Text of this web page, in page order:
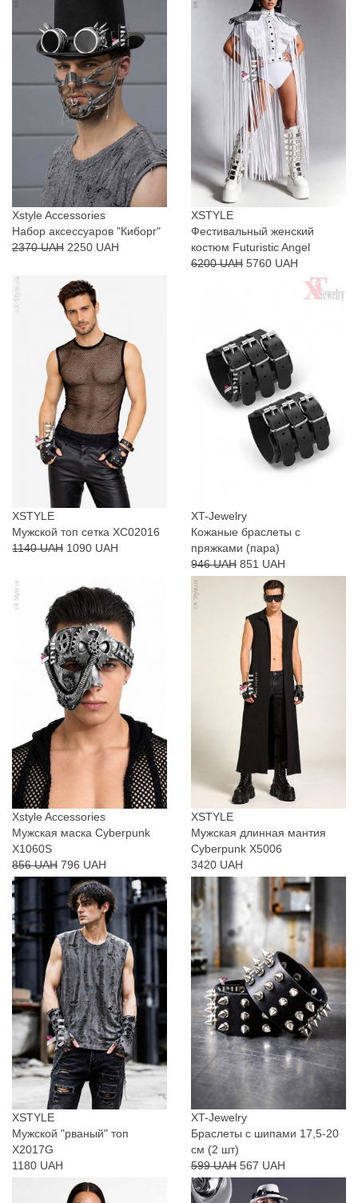
Xstyle Accessories
Набор аксессуаров "Киборг"
2370 UAH 2250 UAH
XSTYLE
Фестивальный женский
костюм Futuristic Angel
6200 UAH 5760 UAH
XSTYLE
Мужской топ сетка XC02016
1140 UAH 1090 UAH
XT-Jewelry
Кожаные браслеты с
пряжками (пара)
946 UAH 851 UAH
Xstyle Accessories
Мужская маска Cyberpunk
X1060S
856 UAH 796 UAH
XSTYLE
Мужская длинная мантия
Cyberpunk X5006
3420 UAH
XSTYLE
Мужской "рваный" топ
X2017G
1180 UAH
XT-Jewelry
Браслеты с шипами 17,5-20
см (2 шт)
599 UAH 567 UAH